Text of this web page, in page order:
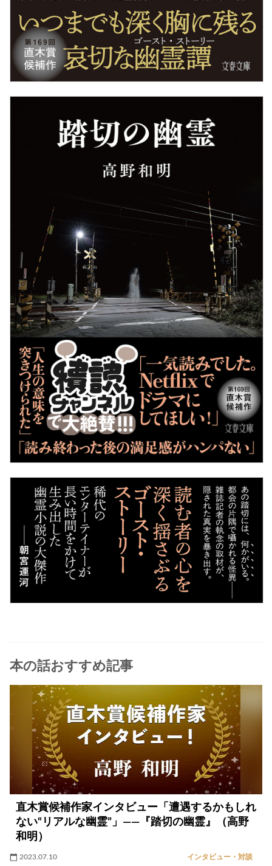
本の話おすすめ記事
直木賞候補作家インタビュー「遭遇するかもしれ
ない“リアルな幽霊”」――『踏切の幽霊』（高野
和明）
2023.07.10 インタビュー・対談